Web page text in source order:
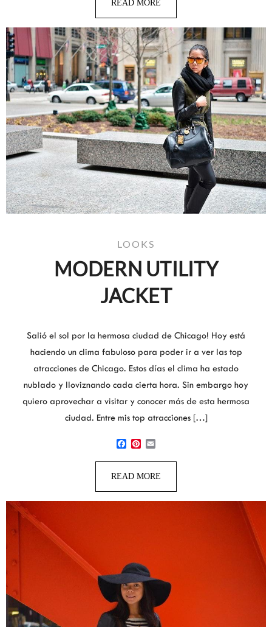
READ MORE
LOOKS
MODERN UTILITY
JACKET
Salió el sol por la hermosa ciudad de Chicago! Hoy está
haciendo un clima fabuloso para poder ir a ver las top
atracciones de Chicago. Estos días el clima ha estado
nublado y lloviznando cada cierta hora. Sin embargo hoy
quiero aprovechar a visitar y conocer más de esta hermosa
ciudad. Entre mis top atracciones […]
READ MORE